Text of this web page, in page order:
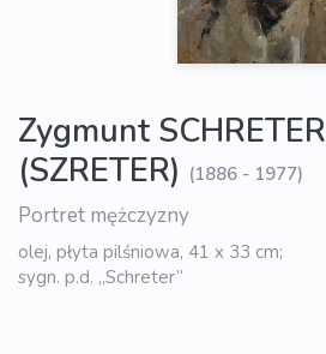
Zygmunt SCHRETER
(SZRETER) (1886 - 1977)
Portret mężczyzny
olej, płyta pilśniowa, 41 x 33 cm;
sygn. p.d. „Schreter”